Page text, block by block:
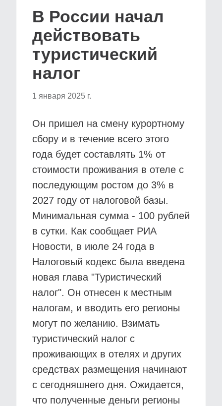
В России начал
действовать
туристический
налог
1 января 2025 г.
Он пришел на смену курортному
сбору и в течение всего этого
года будет составлять 1% от
стоимости проживания в отеле с
последующим ростом до 3% в
2027 году от налоговой базы.
Минимальная сумма - 100 рублей
в сутки. Как сообщает РИА
Новости, в июле 24 года в
Налоговый кодекс была введена
новая глава "Туристический
налог". Он отнесен к местным
налогам, и вводить его регионы
могут по желанию. Взимать
туристический налог с
проживающих в отелях и других
средствах размещения начинают
с сегодняшнего дня. Ожидается,
что полученные деньги регионы